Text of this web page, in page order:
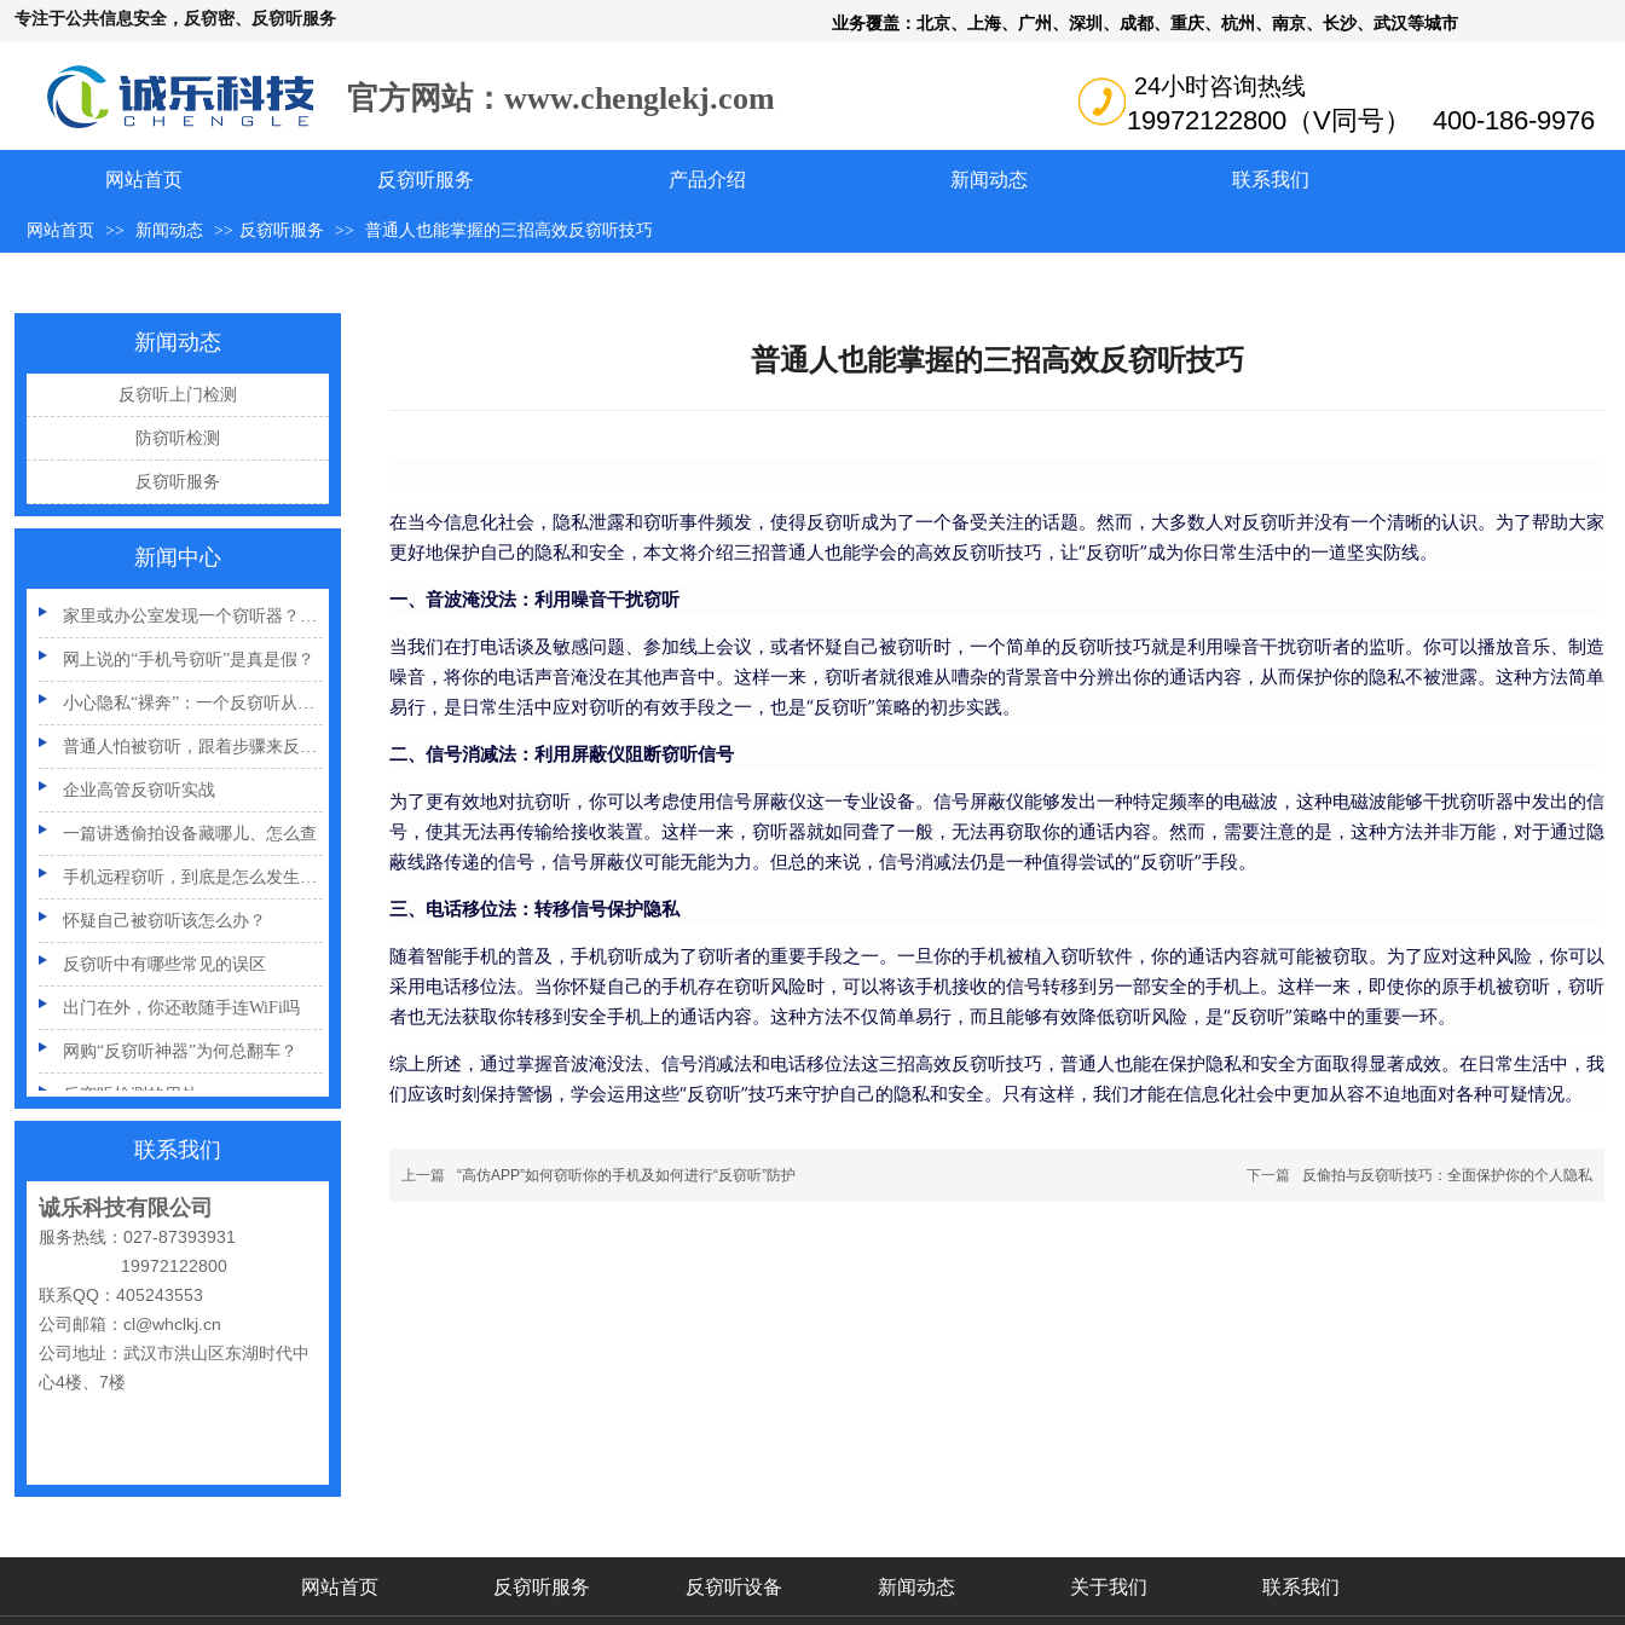
24小时咨询热线
19972122800（V同号） 400-186-9976
业务覆盖：北京、上海、广州、深圳、成都、重庆、杭州、南京、长沙、武汉等城市
专注于公共信息安全，反窃密、反窃听服务
官方网站：www.chenglekj.com
网站首页 反窃听服务 产品介绍 新闻动态 联系我们
网站首页 >> 新闻动态 >> 反窃听服务 >> 普通人也能掌握的三招高效反窃听技巧
新闻动态
反窃听上门检测
防窃听检测
反窃听服务
新闻中心
反窃听中有哪些常见的误区
出门在外，你还敢随手连WiFi吗
网购“反窃听神器”为何总翻车？
办公室哪些东西暗藏窃密风险
哪些公司最容易被盯上？该如何反窃听
网上说的“手机号窃听”是真是假？
企业高管反窃听实战
一篇讲透偷拍设备藏哪儿、怎么查
怀疑自己被窃听该怎么办？
反窃听中有哪些常见的误区
出门在外，你还敢随手连WiFi吗
网购“反窃听神器”为何总翻车？
反窃听检测的用处
办公室哪些东西暗藏窃密风险
夏天防偷拍指南：手机、充电宝都能改装
小心隐私“裸奔”：一个反窃听从业者的血泪提醒
联系我们
诚乐科技有限公司
服务热线：027-87393931
19972122800
联系QQ：405243553
公司邮箱：cl@whclkj.cn
公司地址：武汉市洪山区东湖时代中
心4楼、7楼
普通人也能掌握的三招高效反窃听技巧
在当今信息化社会，隐私泄露和窃听事件频发，使得反窃听成为了一个备受关注的话题。然而，大多数人对反窃听并没有一个清晰的认识。为了帮助大家
更好地保护自己的隐私和安全，本文将介绍三招普通人也能学会的高效反窃听技巧，让“反窃听”成为你日常生活中的一道坚实防线。
一、音波淹没法：利用噪音干扰窃听
当我们在打电话谈及敏感问题、参加线上会议，或者怀疑自己被窃听时，一个简单的反窃听技巧就是利用噪音干扰窃听者的监听。你可以播放音乐、制造
噪音，将你的电话声音淹没在其他声音中。这样一来，窃听者就很难从嘈杂的背景音中分辨出你的通话内容，从而保护你的隐私不被泄露。这种方法简单
易行，是日常生活中应对窃听的有效手段之一，也是“反窃听”策略的初步实践。
二、信号消减法：利用屏蔽仪阻断窃听信号
为了更有效地对抗窃听，你可以考虑使用信号屏蔽仪这一专业设备。信号屏蔽仪能够发出一种特定频率的电磁波，这种电磁波能够干扰窃听器中发出的信
号，使其无法再传输给接收装置。这样一来，窃听器就如同聋了一般，无法再窃取你的通话内容。然而，需要注意的是，这种方法并非万能，对于通过隐
蔽线路传递的信号，信号屏蔽仪可能无能为力。但总的来说，信号消减法仍是一种值得尝试的“反窃听”手段。
三、电话移位法：转移信号保护隐私
随着智能手机的普及，手机窃听成为了窃听者的重要手段之一。一旦你的手机被植入窃听软件，你的通话内容就可能被窃取。为了应对这种风险，你可以
采用电话移位法。当你怀疑自己的手机存在窃听风险时，可以将该手机接收的信号转移到另一部安全的手机上。这样一来，即使你的原手机被窃听，窃听
者也无法获取你转移到安全手机上的通话内容。这种方法不仅简单易行，而且能够有效降低窃听风险，是“反窃听”策略中的重要一环。
综上所述，通过掌握音波淹没法、信号消减法和电话移位法这三招高效反窃听技巧，普通人也能在保护隐私和安全方面取得显著成效。在日常生活中，我
们应该时刻保持警惕，学会运用这些“反窃听”技巧来守护自己的隐私和安全。只有这样，我们才能在信息化社会中更加从容不迫地面对各种可疑情况。
上一篇 “高仿APP”如何窃听你的手机及如何进行“反窃听”防护 下一篇 反偷拍与反窃听技巧：全面保护你的个人隐私
网站首页 反窃听服务 反窃听设备 新闻动态 关于我们 联系我们